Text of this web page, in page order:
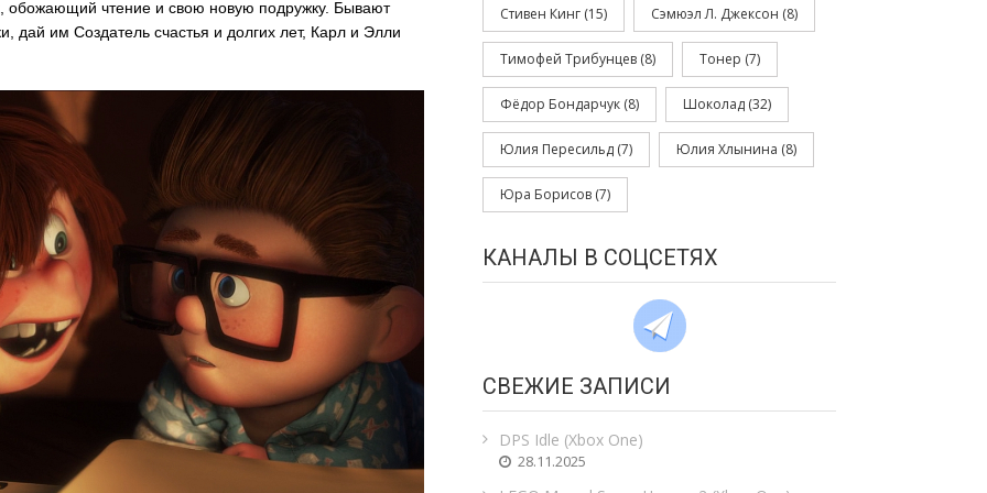
обожающий чтение и свою новую подружку. Бывают
дай им Создатель счастья и долгих лет, Карл и Элли
Стивен Кинг (15) Сэмюэл Л. Джексон (8)
Тимофей Трибунцев (8) Тонер (7)
Фёдор Бондарчук (8) Шоколад (32)
Юлия Пересильд (7) Юлия Хлынина (8)
Юра Борисов (7)
КАНАЛЫ В СОЦСЕТЯХ
СВЕЖИЕ ЗАПИСИ
DPS Idle (Xbox One)
28.11.2025